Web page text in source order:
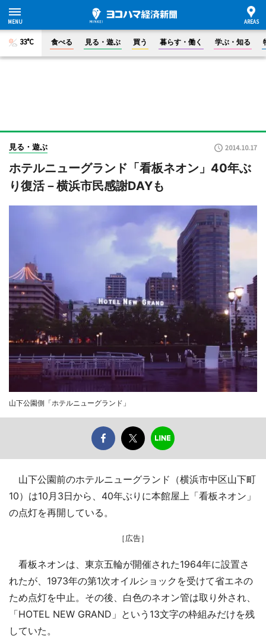
33°C 食べる 見る・遊ぶ 買う 暮らす・働く 学ぶ・知る
見る・遊ぶ 2014.10.17
ホテルニューグランド「看板ネオン」40年ぶ
り復活－横浜市民感謝DAYも
山下公園側「ホテルニューグランド」
山下公園前のホテルニューグランド（横浜市中区山下町
10）は10月3日から、40年ぶりに本館屋上「看板ネオン」
の点灯を再開している。
［広告］
看板ネオンは、東京五輪が開催された1964年に設置さ
れたが、1973年の第1次オイルショックを受けて省エネの
ため点灯を中止。その後、白色のネオン管は取り外され、
「HOTEL NEW GRAND」という13文字の枠組みだけを残
していた。